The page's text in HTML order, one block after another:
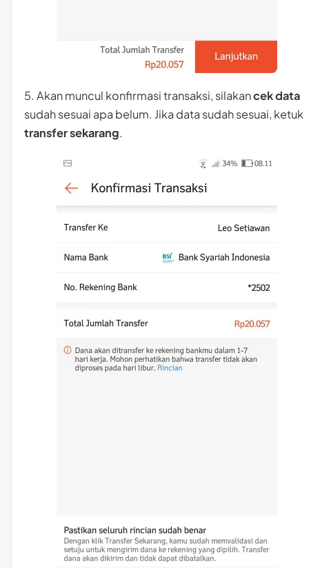
5. Akan muncul konfirmasi transaksi, silakancek data
sudah sesuai apa belum. Jika data sudah sesuai, ketuk
transfer sekarang.